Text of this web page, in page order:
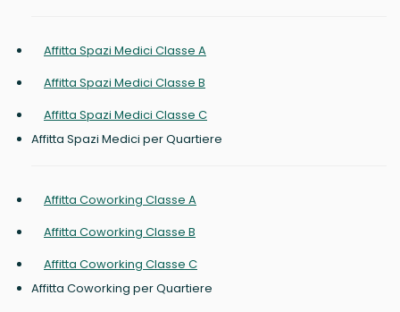
Affitta Spazi Medici Classe A
Affitta Spazi Medici Classe B
Affitta Spazi Medici Classe C
Affitta Spazi Medici per Quartiere
Affitta Coworking Classe A
Affitta Coworking Classe B
Affitta Coworking Classe C
Affitta Coworking per Quartiere